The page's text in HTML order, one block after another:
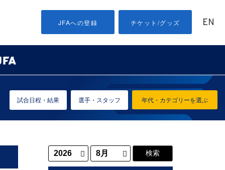
JFAへの登録 チケット/グッズ EN
年代・カテゴリーを選ぶ
試合日程・結果 選手・スタッフ